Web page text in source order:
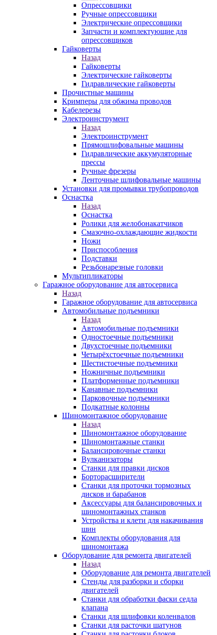
Опрессовщики
Ручные опрессовщики
Электрические опрессовщики
Запчасти и комплектующие для
опрессовщиков
Гайковерты
Назад
Гайковерты
Электрические гайковерты
Гидравлические гайковерты
Прочистные машины
Кримперы для обжима проводов
Кабелерезы
Электроинструмент
Назад
Электроинструмент
Прямошлифовальные машины
Гидравлические аккумуляторные
прессы
Ручные фрезеры
Ленточные шлифовальные машины
Установки для промывки трубопроводов
Оснастка
Назад
Оснастка
Ролики для желобонакатчиков
Смазочно-охлаждающие жидкости
Ножи
Приспособления
Подставки
Резьбонарезные головки
Мультипликаторы
Гаражное оборудование для автосервиса
Назад
Гаражное оборудование для автосервиса
Автомобильные подъемники
Назад
Автомобильные подъемники
Одностоечные подъемники
Двухстоечные подъемники
Четырёхстоечные подъемники
Шестистоечные подъемники
Ножничные подъемники
Платформенные подъемники
Канавные подъемники
Парковочные подъемники
Подкатные колонны
Шиномонтажное оборудование
Назад
Шиномонтажное оборудование
Шиномонтажные станки
Балансировочные станки
Вулканизаторы
Станки для правки дисков
Борторасширители
Станки для проточки тормозных
дисков и барабанов
Аксессуары для балансировочных и
шиномонтажных станков
Устройства и клети для накачивания
шин
Комплекты оборудования для
шиномонтажа
Оборудование для ремонта двигателей
Назад
Оборудование для ремонта двигателей
Стенды для разборки и сборки
двигателей
Станки для обработки фаски седла
клапана
Станки для шлифовки коленвалов
Станки для расточки шатунов